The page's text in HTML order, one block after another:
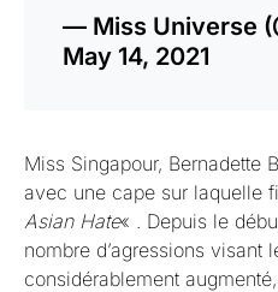
— Miss Universe
May 14, 2021
Miss Singapour, Bernadette
avec une cape sur laquelle
Asian Hate« . Depuis le
nombre d’agressions visant
considérablement